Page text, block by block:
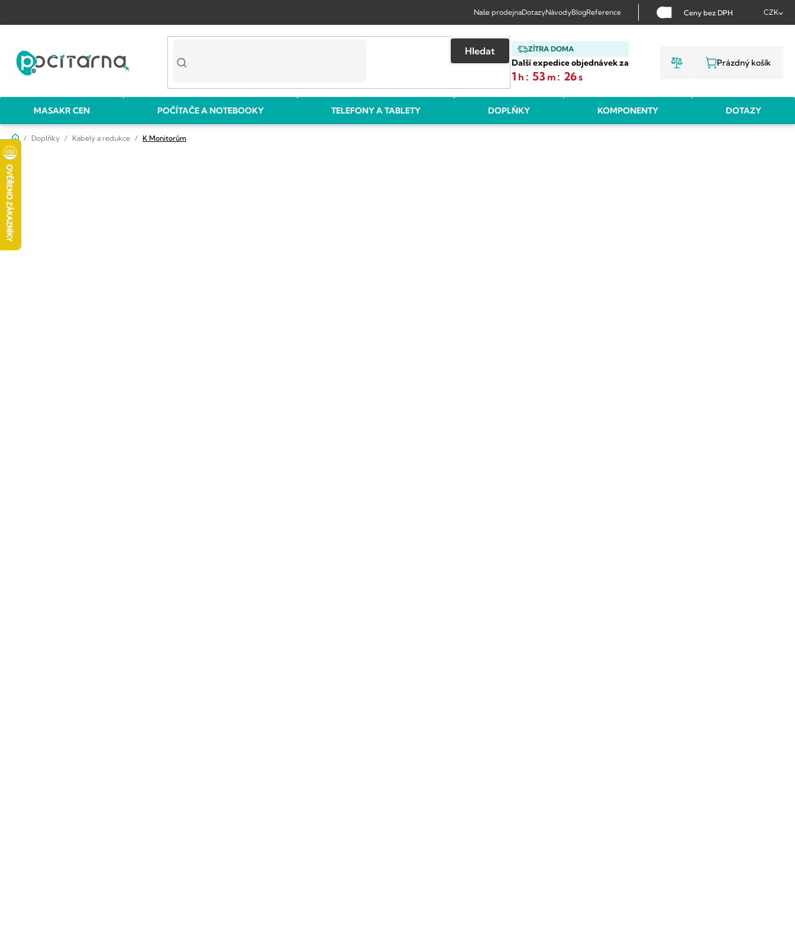
obsah
Naše prodejnaDotazyNávodyBlogReference Ceny bez DPH CZK
ZÍTRA DOMA
Další expedice objednávek za
1 h : 53 m : 25s
Hledat
NÁKUPNÍ
Prázdný košík
MASAKR CEN POČÍTAČE A NOTEBOOKY TELEFONY A TABLETY DOPLŇKY KOMPONENTY DOTAZY
DomůDoplňky Kabely a redukce K Monitorům
P
o
s
t
r
a